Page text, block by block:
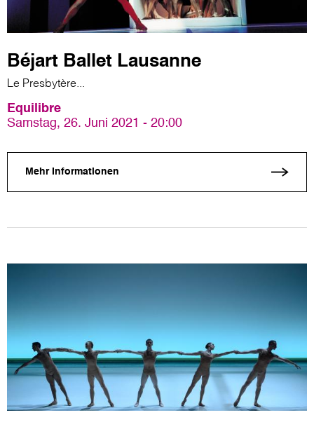
Béjart Ballet Lausanne
Le Presbytère...
Equilibre
Samstag, 26. Juni 2021 - 20:00
Mehr Informationen